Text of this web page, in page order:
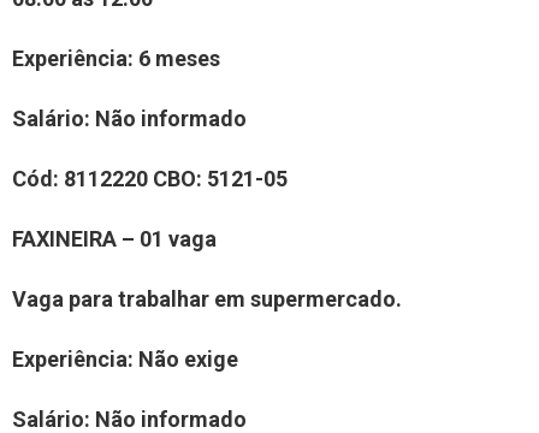
Experiência: 6 meses
Salário: Não informado
Cód: 8112220 CBO: 5121-05
FAXINEIRA – 01 vaga
Vaga para trabalhar em supermercado.
Experiência: Não exige
Salário: Não informado